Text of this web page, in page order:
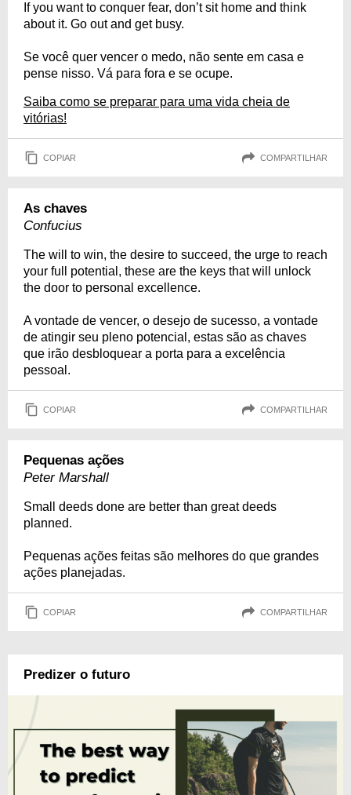
If you want to conquer fear, don’t sit home and think
about it. Go out and get busy.
Se você quer vencer o medo, não sente em casa e
pense nisso. Vá para fora e se ocupe.
Saiba como se preparar para uma vida cheia de
vitórias!
COPIAR COMPARTILHAR
As chaves
Confucius
The will to win, the desire to succeed, the urge to reach
your full potential, these are the keys that will unlock
the door to personal excellence.
A vontade de vencer, o desejo de sucesso, a vontade
de atingir seu pleno potencial, estas são as chaves
que irão desbloquear a porta para a excelência
pessoal.
COPIAR COMPARTILHAR
Pequenas ações
Peter Marshall
Small deeds done are better than great deeds
planned.
Pequenas ações feitas são melhores do que grandes
ações planejadas.
COPIAR COMPARTILHAR
Predizer o futuro